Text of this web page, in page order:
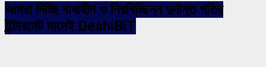
আমরা দিচ্ছি বাধাহীন ও নিরবিচ্ছিন্ন দুর্দান্ত গতির
ইন্টারনেট মানেই DeshiBiT